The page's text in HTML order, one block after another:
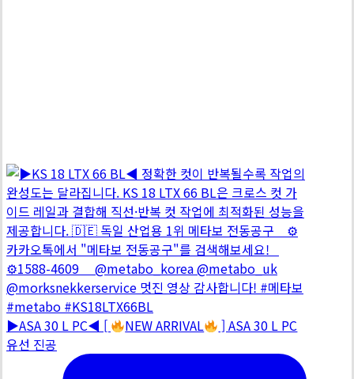
▶ASA 30 L PC◀ [ NEW ARRIVAL
] ASA 30 L PC
유선 진공